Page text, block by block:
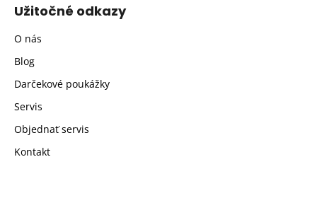
Užitočné odkazy
O nás
Blog
Darčekové poukážky
Servis
Objednať servis
Kontakt